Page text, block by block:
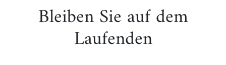
Bleiben Sie auf dem
Laufenden